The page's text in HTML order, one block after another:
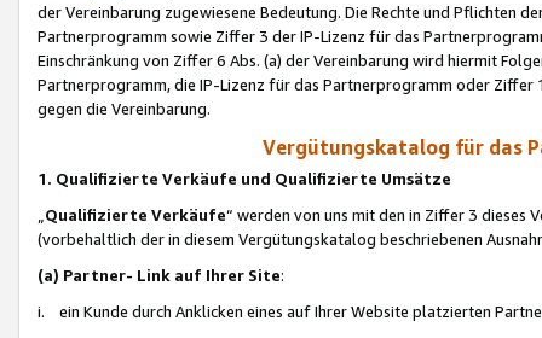
der Vereinbarung zugewiesene Bedeutung. Die Rechte und Pflichten
Partnerprogramm sowie Ziffer 3 der IP-Lizenz für das
Einschränkung von Ziffer 6 Abs. (a) der Vereinbarung wird hiermit
Partnerprogramm, die IP-Lizenz für das Partnerprogramm oder
gegen die Vereinbarung.
Vergütungskatalog für das
1. Qualifizierte Verkäufe und Qualifizierte Umsätze
Qualifizierte Verkäufe“ werden von uns mit den in Ziffer 3
(vorbehaltlich der in diesem Vergütungskatalog beschriebenen
(a) Partner- Link auf Ihrer Site:
i. ein Kunde durch Anklicken eines auf Ihrer Website platzierten